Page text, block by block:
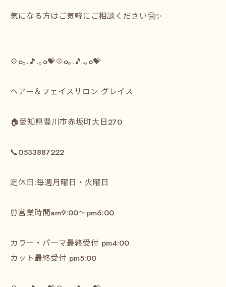
⁡気になる方はご気軽にご相談ください🤗✨⁡
⁡💠o｡.🎵.｡o💝💠o｡.🎵.｡o💝⁡
⁡ヘアー＆フェイスサロン グレイス⁡⁡
⁡🏠愛知県豊川市赤坂町大日270⁡
⁡📞0533887222⁡
⁡定休日:毎週月曜日・火曜日⁡
⁡⏰営業時間am9:00～pm6:00⁡
⁡カラー・パーマ最終受付 pm4:00⁡
カット最終受付 pm5:00⁡